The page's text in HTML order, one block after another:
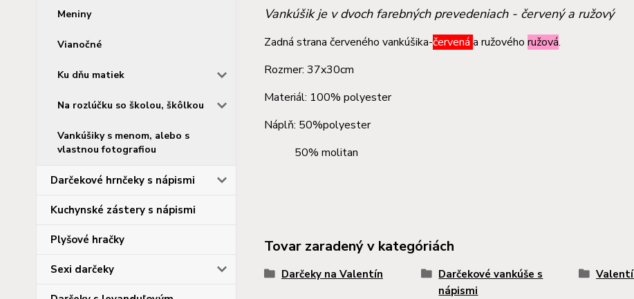
Meniny
Vianočné
Ku dňu matiek
Na rozlúčku so školou, škôlkou
Vankúšiky s menom, alebo s
vlastnou fotografiou
Darčekové hrnčeky s nápismi
Kuchynské zástery s nápismi
Plyšové hračky
Sexi darčeky
Vankúšik je v dvoch farebných prevedeniach - červený a ružový
Zadná strana červeného vankúšika-červená a ružového ružová.
Rozmer: 37x30cm
Materiál: 100% polyester
Náplň: 50%polyester
50% molitan
Tovar zaradený v kategóriách
Darčeky na Valentín
Darčekové vankúše s
nápismi